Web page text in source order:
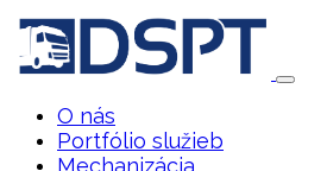
O nás
Portfólio služieb
Mechanizácia